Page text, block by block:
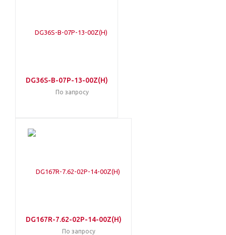
DG36S-B-07P-13-00Z(H)
По запросу
DG167R-7.62-02P-14-00Z(H)
По запросу